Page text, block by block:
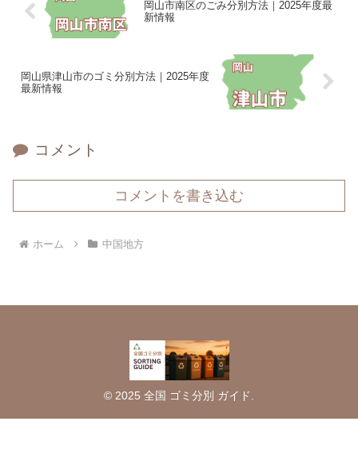
岡山市南区のごみ分別方法｜2025年度最
新情報
岡山県津山市のゴミ分別方法｜2025年度
最新情報
コメント
コメントを書き込む
ホーム 中国地方
© 2025 全国 ゴミ分別 ガイド.